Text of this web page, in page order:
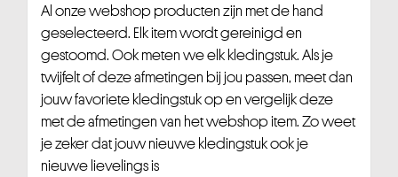
Al onze webshop producten zijn met de hand
geselecteerd. Elk item wordt gereinigd en
gestoomd. Ook meten we elk kledingstuk. Als je
twijfelt of deze afmetingen bij jou passen, meet dan
jouw favoriete kledingstuk op en vergelijk deze
met de afmetingen van het webshop item. Zo weet
je zeker dat jouw nieuwe kledingstuk ook je
nieuwe lievelings is